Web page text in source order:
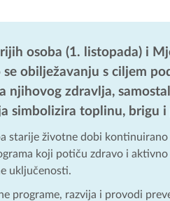
osoba (1. listopada) i
obilježavanju s ciljem
njihovog zdravlja,
simbolizira toplinu, brigu i
starije životne dobi
koji potiču zdravo i
uključenosti.
programe, razvija i provodi